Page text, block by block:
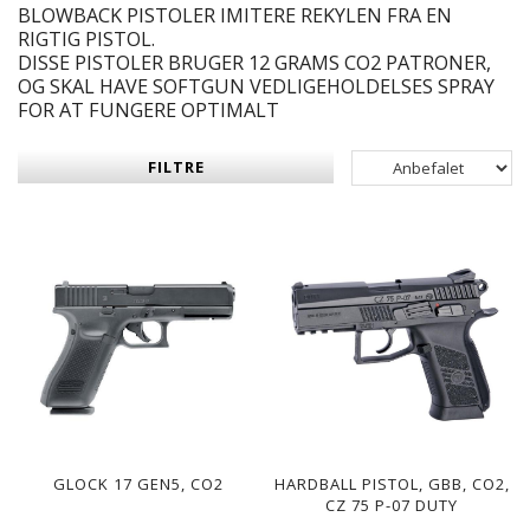
BLOWBACK PISTOLER IMITERE REKYLEN FRA EN
RIGTIG PISTOL.
DISSE PISTOLER BRUGER 12 GRAMS CO2 PATRONER,
OG SKAL HAVE SOFTGUN VEDLIGEHOLDELSES SPRAY
FOR AT FUNGERE OPTIMALT
FILTRE
GLOCK 17 GEN5, CO2
HARDBALL PISTOL, GBB, CO2,
CZ 75 P-07 DUTY